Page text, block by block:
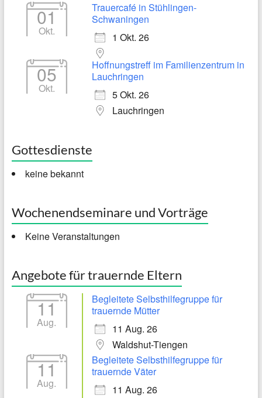
01
Okt.
Trauercafé in Stühlingen-
Schwaningen
1 Okt. 26
05
Okt.
Hoffnungstreff im Familienzentrum in
Lauchringen
5 Okt. 26
Lauchringen
Gottesdienste
keine bekannt
Wochenendseminare und Vorträge
Keine Veranstaltungen
Angebote für trauernde Eltern
11
Aug.
Begleitete Selbsthilfegruppe für
trauernde Mütter
11 Aug. 26
Waldshut-Tiengen
11
Aug.
Begleitete Selbsthilfegruppe für
trauernde Väter
11 Aug. 26